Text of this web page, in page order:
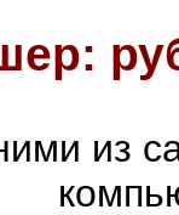
из